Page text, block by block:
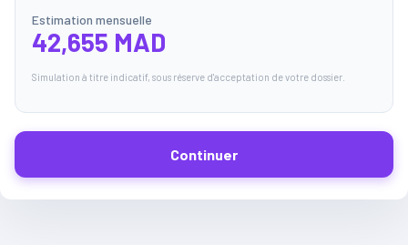
Estimation mensuelle
42,655 MAD
Simulation à titre indicatif, sous réserve d'acceptation de votre dossier.
Continuer